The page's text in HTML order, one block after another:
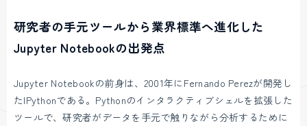
研究者の手元ツールから業界標準へ進化した
Jupyter Notebookの出発点
Jupyter Notebookの前身は、2001年にFernando Perezが開発し
たIPythonである。Pythonのインタラクティブシェルを拡張した
ツールで、研究者がデータを手元で触りながら分析するために